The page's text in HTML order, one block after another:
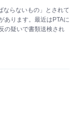
ならないもの」とされて
あります。最近はPTAに
の疑いで書類送検され